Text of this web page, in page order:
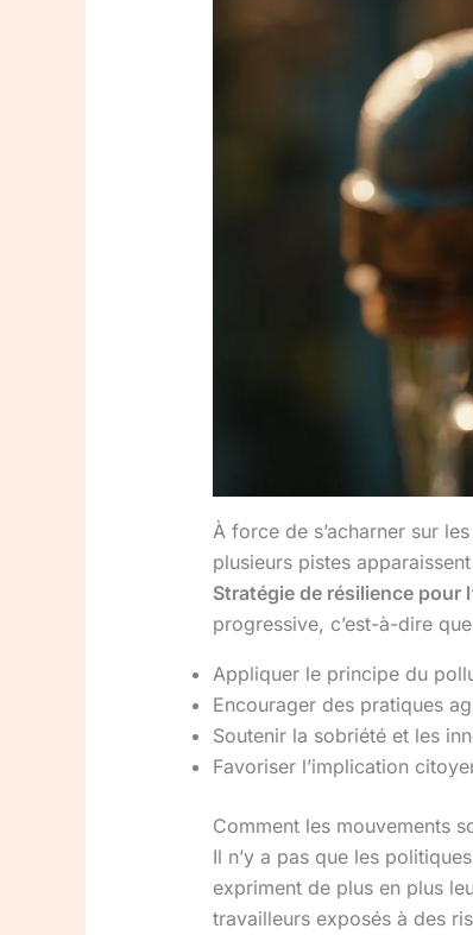
À force de s’acharner sur
plusieurs pistes
Stratégie de résilience pour
progressive, c’est-à-dire
Appliquer le principe du
Encourager des pratiques
Soutenir la sobriété et les
Favoriser l’implication
Comment les mouvements
Il n’y a pas que les
expriment de plus en plus
travailleurs exposés à des